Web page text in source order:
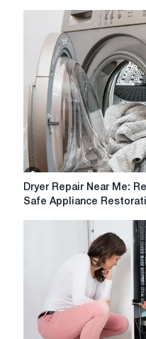
Dryer
Repair
Safe
Appliance
Dryer Repair Near Me:
Safe Appliance